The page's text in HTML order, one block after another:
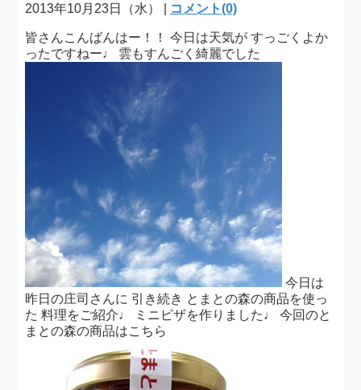
2013年10月23日（水） | コメント(0)
皆さんこんばんはー！！ 今日は天気が すっごくよか
ったですねー♩ 雲もすんごく綺麗でした
今日は
昨日の庄司さんに 引き続き とまとの森の商品を使っ
た 料理をご紹介♩ ミニピザを作りました♩ 今回のと
まとの森の商品はこちら